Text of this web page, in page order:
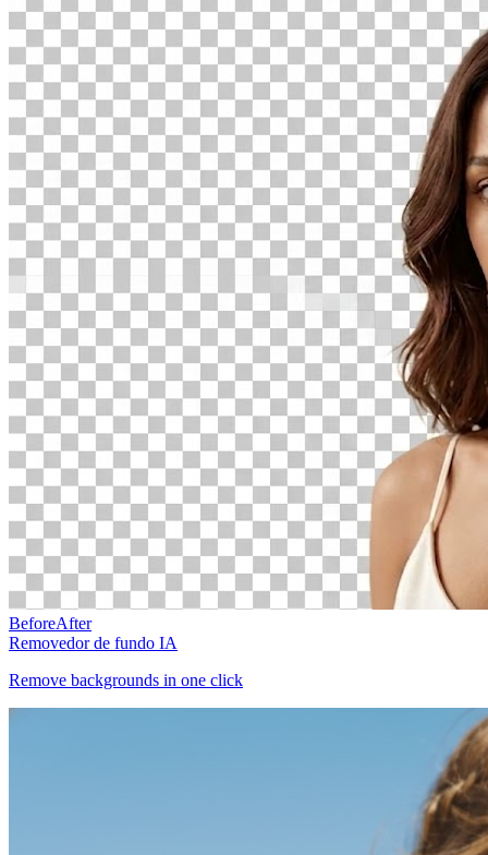
BeforeAfter
Removedor de fundo IA
Remove backgrounds in one click